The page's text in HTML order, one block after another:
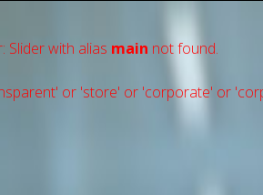
Slider with alias main not found.
or 'store' or 'сorporate' or